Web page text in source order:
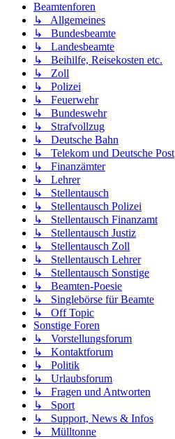
Beamtenforen
↳ Allgemeines
↳ Bundesbeamte
↳ Landesbeamte
↳ Beihilfe, Reisekosten etc.
↳ Zoll
↳ Polizei
↳ Feuerwehr
↳ Bundeswehr
↳ Strafvollzug
↳ Deutsche Bahn
↳ Telekom und Deutsche Post
↳ Finanzämter
↳ Lehrer
↳ Stellentausch
↳ Stellentausch Polizei
↳ Stellentausch Finanzamt
↳ Stellentausch Justiz
↳ Stellentausch Zoll
↳ Stellentausch Lehrer
↳ Stellentausch Sonstige
↳ Beamten-Poesie
↳ Singlebörse für Beamte
↳ Off Topic
Sonstige Foren
↳ Vorstellungsforum
↳ Kontaktforum
↳ Politik
↳ Urlaubsforum
↳ Fragen und Antworten
↳ Sport
↳ Support, News & Infos
↳ Mülltonne